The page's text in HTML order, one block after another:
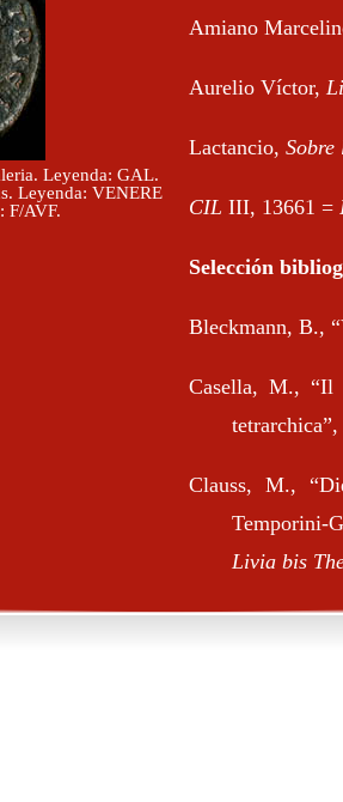
Leyenda: GAL.
Leyenda: VENERE
F/AVF.
Amiano
Aurelio Víctor,
Lactancio, Sobre
CIL III, 13661 =
Selección
Bleckmann, B.,
Casella, M., “Il
tetrarchica”,
Clauss, M.,
Temporini-
Livia bis